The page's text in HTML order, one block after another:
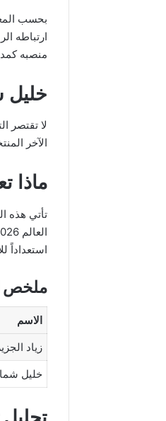
ارتباطه
منصبه
خليل
لا تقتصر
الآخر
ماذا
تأتي هذه
استعداداً
ملخص
الاسم
زياد
خليل